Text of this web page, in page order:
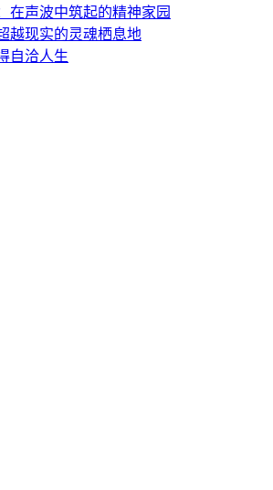
在声波中筑起的精神家园
越现实的灵魂栖息地
自洽人生